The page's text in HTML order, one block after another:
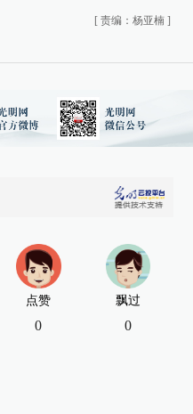
[ 责编：杨亚楠 ]
点赞
0
飘过
0